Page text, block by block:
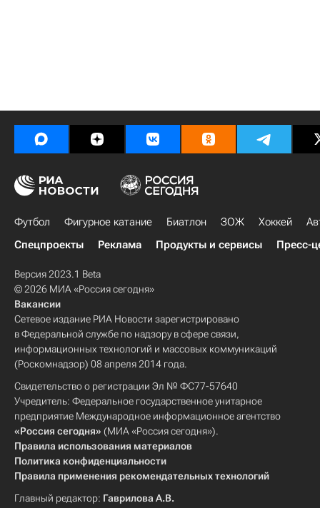
Футбол Фигурное катание Биатлон ЗОЖ Хоккей
Спецпроекты
Реклама Продукты и сервисы Пресс-
Версия 2023.1 Beta
© 2026 МИА «Россия сегодня»
Вакансии
Сетевое издание РИА Новости зарегистрировано
в Федеральной службе по надзору в сфере связи,
информационных технологий и массовых коммуникаций
(Роскомнадзор) 08 апреля 2014 года.
Свидетельство о регистрации Эл № ФС77-57640
Учредитель: Федеральное государственное унитарное
предприятие Международное информационное агентство
«Россия сегодня» (МИА «Россия сегодня»).
Правила использования материалов
Политика конфиденциальности
Правила применения рекомендательных технологий
Главный редактор: Гаврилова А.В.